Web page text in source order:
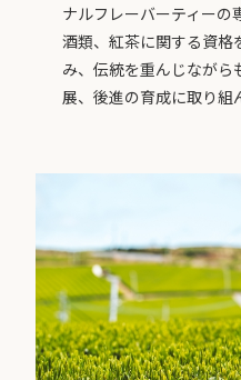
ナルフレーバーティーの
酒類、紅茶に関する資格
み、伝統を重んじながら
展、後進の育成に取り組